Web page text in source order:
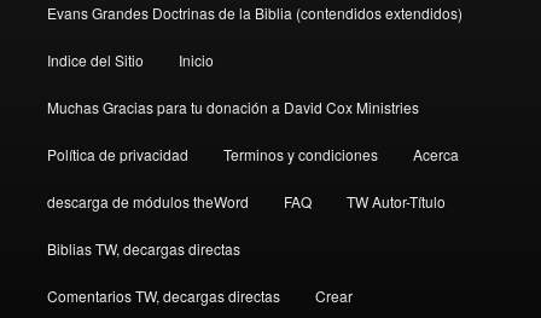
Evans Grandes Doctrinas de la Biblia (contendidos extendidos)
Indice del Sitio Inicio
Muchas Gracias para tu donación a David Cox Ministries
Política de privacidad Terminos y condiciones Acerca
descarga de módulos theWord FAQ TW Autor-Título
Biblias TW, decargas directas
Comentarios TW, decargas directas Crear